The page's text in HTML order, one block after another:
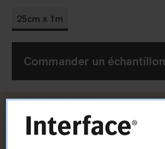
25cm x 1m
Commander un échantillon